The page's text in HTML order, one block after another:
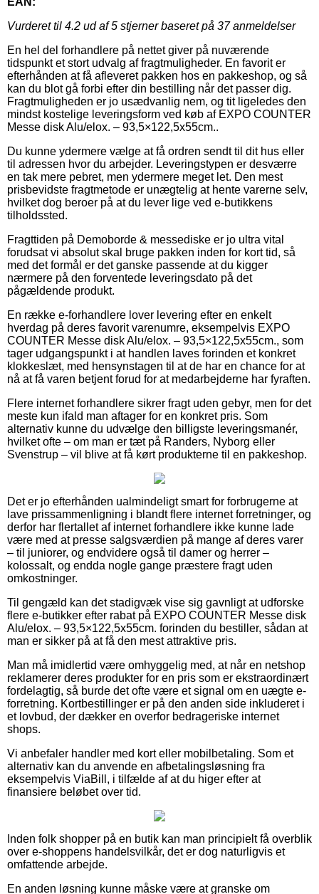
Vurderet til 4.2 ud af 5 stjerner baseret på 37anmeldelser
En hel del forhandlere på nettet giver på nuværende
tidspunkt et stort udvalg af fragtmuligheder. En favorit er
efterhånden at få afleveret pakken hos en pakkeshop, og så
kan du blot gå forbi efter din bestilling når det passer dig.
Fragtmuligheden er jo usædvanlig nem, og tit ligeledes den
mindst kostelige leveringsform ved køb af EXPO COUNTER
Messe disk Alu/elox. – 93,5×122,5x55cm..
Du kunne ydermere vælge at få ordren sendt til dit hus eller
til adressen hvor du arbejder. Leveringstypen er desværre
en tak mere pebret, men ydermere meget let. Den mest
prisbevidste fragtmetode er unægtelig at hente varerne selv,
hvilket dog beroer på at du lever lige ved e-butikkens
tilholdssted.
Fragttiden på Demoborde & messediske er jo ultra vital
forudsat vi absolut skal bruge pakken inden for kort tid, så
med det formål er det ganske passende at du kigger
nærmere på den forventede leveringsdato på det
pågældende produkt.
En række e-forhandlere lover levering efter en enkelt
hverdag på deres favorit varenumre, eksempelvis EXPO
COUNTER Messe disk Alu/elox. – 93,5×122,5x55cm., som
tager udgangspunkt i at handlen laves forinden et konkret
klokkeslæt, med hensynstagen til at de har en chance for at
nå at få varen betjent forud for at medarbejderne har fyraften.
Flere internet forhandlere sikrer fragt uden gebyr, men for det
meste kun ifald man aftager for en konkret pris. Som
alternativ kunne du udvælge den billigste leveringsmanér,
hvilket ofte – om man er tæt på Randers, Nyborg eller
Svenstrup – vil blive at få kørt produkterne til en pakkeshop.
Det er jo efterhånden ualmindeligt smart for forbrugerne at
lave prissammenligning i blandt flere internet forretninger, og
derfor har flertallet af internet forhandlere ikke kunne lade
være med at presse salgsværdien på mange af deres varer
– til juniorer, og endvidere også til damer og herrer –
kolossalt, og endda nogle gange præstere fragt uden
omkostninger.
Til gengæld kan det stadigvæk vise sig gavnligt at udforske
flere e-butikker efter rabat på EXPO COUNTER Messe disk
Alu/elox. – 93,5×122,5x55cm. forinden du bestiller, sådan at
man er sikker på at få den mest attraktive pris.
Man må imidlertid være omhyggelig med, at når en netshop
reklamerer deres produkter for en pris som er ekstraordinært
fordelagtig, så burde det ofte være et signal om en uægte e-
forretning. Kortbestillinger er på den anden side inkluderet i
et lovbud, der dækker en overfor bedrageriske internet
shops.
Vi anbefaler handler med kort eller mobilbetaling. Som et
alternativ kan du anvende en afbetalingsløsning fra
eksempelvis ViaBill, i tilfælde af at du higer efter at
finansiere beløbet over tid.
Inden folk shopper på en butik kan man principielt få overblik
over e-shoppens handelsvilkår, det er dog naturligvis et
omfattende arbejde.
En anden løsning kunne måske være at granske om